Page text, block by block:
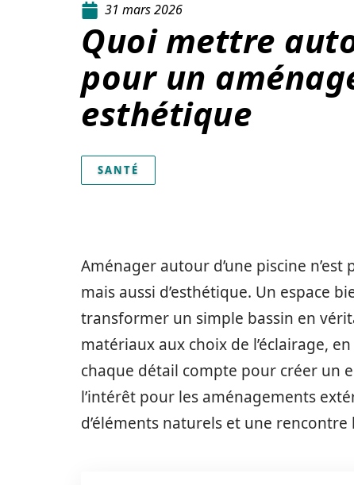
31 mars 2026
Quoi mettre
pour un
esthétique
SANTÉ
Aménager autour d’une piscine
mais aussi d’esthétique. Un espace
transformer un simple bassin en
matériaux aux choix de l’éclairage,
chaque détail compte pour créer un
l’intérêt pour les aménagements
d’éléments naturels et une